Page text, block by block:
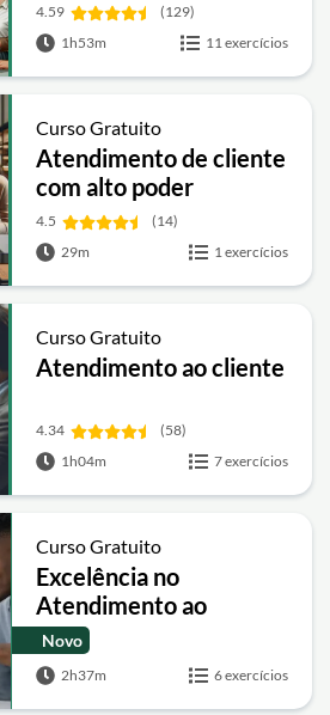
4.59
(129)
1h53m
11 exercícios
Curso Gratuito
Atendimento de cliente
com alto poder
aquisitivo
4.5
(14)
29m
1 exercícios
Curso Gratuito
Atendimento ao cliente
4.34
(58)
1h04m
7 exercícios
Curso Gratuito
Excelência no
Atendimento ao
Cliente: Comunicação,
Empatia e IA no
Atendimento
Novo
2h37m 6 exercícios